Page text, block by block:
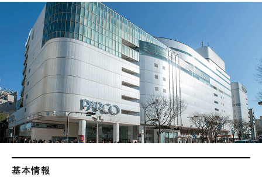
基本情報